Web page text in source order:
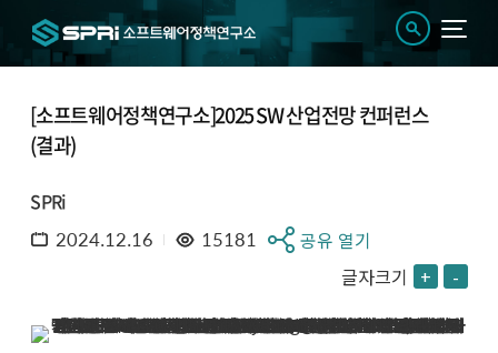
[소프트웨어정책연구소]2025 SW 산업전망 컨퍼런스
(결과)
SPRi
2024.12.16 15181
공유 열기
글자크기 + -